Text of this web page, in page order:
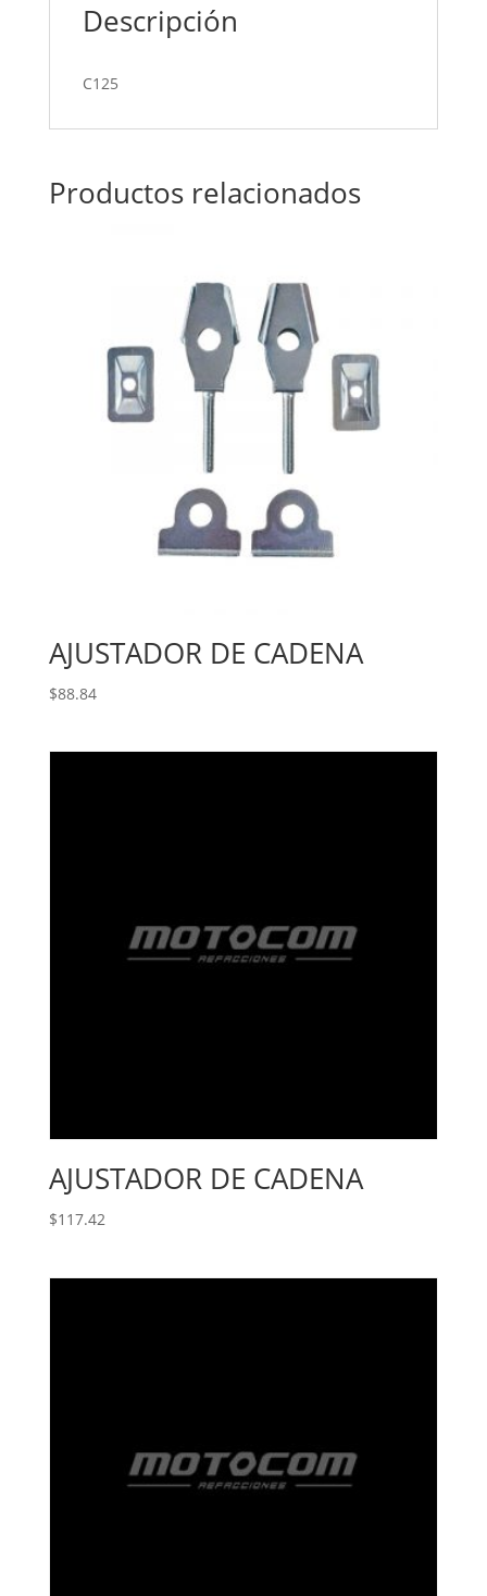
Descripción
C125
Productos relacionados
AJUSTADOR DE CADENA
$88.84
AJUSTADOR DE CADENA
$117.42